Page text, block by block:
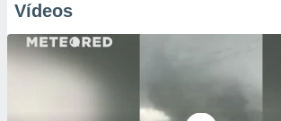
Vídeos